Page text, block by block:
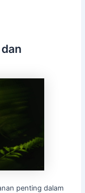
penting dalam